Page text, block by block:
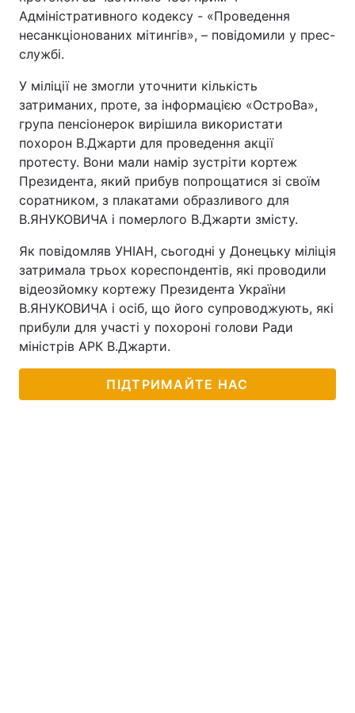
Адміністративного кодексу - «Проведення
несанкціонованих мітингів», – повідомили у прес-
службі.
У міліції не змогли уточнити кількість
затриманих, проте, за інформацією «ОстроВа»,
група пенсіонерок вирішила використати
похорон В.Джарти для проведення акції
протесту. Вони мали намір зустріти кортеж
Президента, який прибув попрощатися зі своїм
соратником, з плакатами образливого для
В.ЯНУКОВИЧА і померлого В.Джарти змісту.
Як повідомляв УНІАН, сьогодні у Донецьку міліція
затримала трьох кореспондентів, які проводили
відеозйомку кортежу Президента України
В.ЯНУКОВИЧА і осіб, що його супроводжують, які
прибули для участі у похороні голови Ради
міністрів АРК В.Джарти.
ПІДТРИМАЙТЕ НАС